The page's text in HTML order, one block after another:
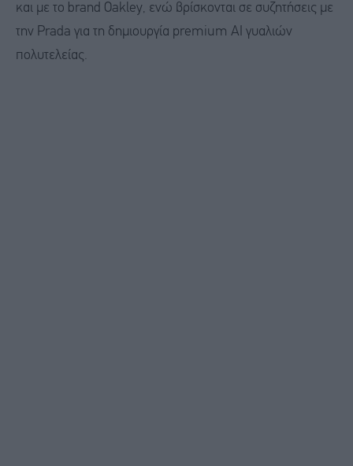
και με το brand Oakley, ενώ βρίσκονται σε συζητήσεις με
την Prada για τη δημιουργία premium AI γυαλιών
πολυτελείας.